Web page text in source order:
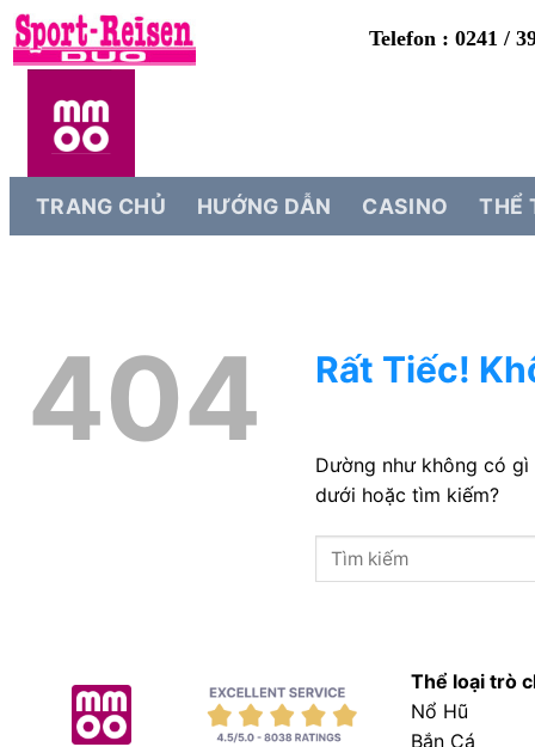
Telefon : 0241 /